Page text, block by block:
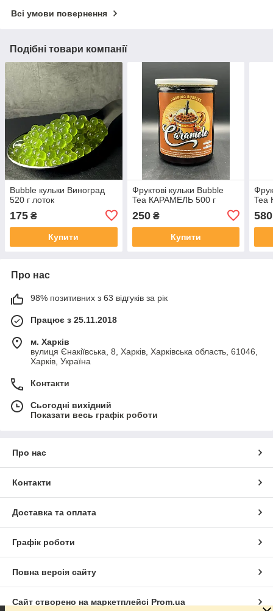
Всі умови повернення
Подібні товари компанії
Bubble кульки Виноград
520 г лоток
175 ₴
Купити
Фруктові кульки Bubble
Tea КАРАМЕЛЬ 500 г
250₴
Купити
Tea
580
Про нас
98% позитивних з 63 відгуків за рік
Працює з 25.11.2018
м. Харків
вулиця Єнакіївська, 8, Харків, Харківська область, 61046,
Харків, Україна
Контакти
Сьогодні вихідний
Показати весь графік роботи
Про нас
Контакти
Доставка та оплата
Графік роботи
Повна версія сайту
Сайт створено на маркетплейсі Prom.ua